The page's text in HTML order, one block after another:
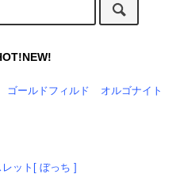
ゴールドフィルド オルゴナイト
ット[ ぼっち ]